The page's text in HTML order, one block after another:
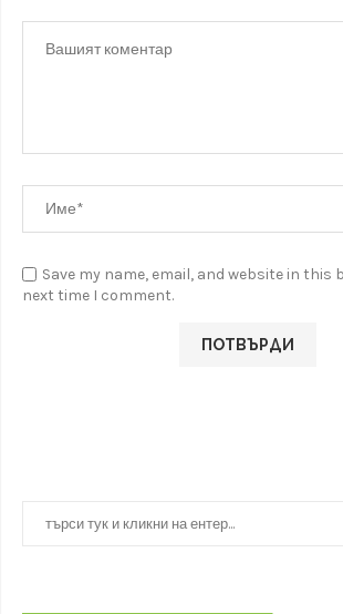
Save my name, email, and website in this
next time I comment.